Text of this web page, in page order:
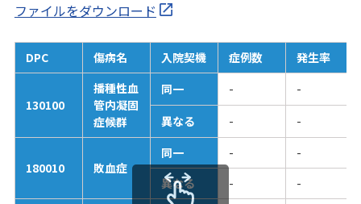
ファイルをダウンロード
DPC 傷病名 入院契機 症例数 発生率
130100
播種性血
管内凝固
症候群
同一 -
-
異なる
- -
180010 敗血症
同一 -
-
異なる
- -